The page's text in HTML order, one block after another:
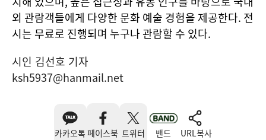
외 관람객들에게 다양한 문화 예술 경험을 제공한다. 전
시는 무료로 진행되며 누구나 관람할 수 있다.
시인 김선호 기자
ksh5937@hanmail.net
카카오톡 페이스북 트위터 밴드 URL복사